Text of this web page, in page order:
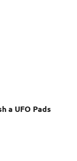
a UFO Pads